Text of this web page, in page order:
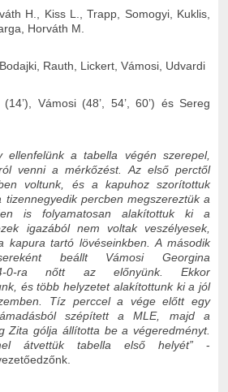
H., Kiss L., Trapp, Somogyi, Kuklis,
Horváth M.
Rauth, Lickert, Vámosi, Udvardi
Vámosi (48’, 54’, 60’) és Sereg
ellenfelünk a tabella végén szerepel,
venni a mérkőzést. Az első perctől
voltunk, és a kapuhoz szorítottuk
percben megszereztük a
is folyamatosan alakítottuk ki a
igazából nem voltak veszélyesek,
kapura tartó lövéseinkben. A második
beállt Vámosi Georgina
4-0-ra nőtt az előnyünk. Ekkor
és több helyzetet alakítottunk ki a jól
Tíz perccel a vége előtt egy
szépített a MLE, majd a
Zita gólja állította be a végeredményt.
átvettük tabella első helyét” -